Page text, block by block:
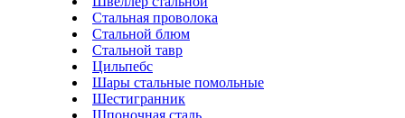
Стальная проволока
Стальной блюм
Стальной тавр
Цильпебс
Шары стальные помольные
Шестигранник
Шпоночная сталь